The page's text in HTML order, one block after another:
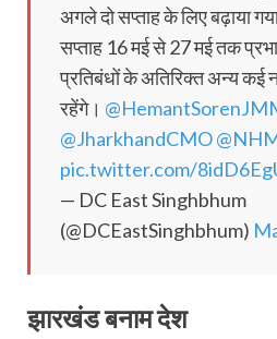
अगले दो सप्ताह के लिए बढ़ाया
सप्ताह 16 मई से 27 मई तक
प्रतिबंधों के अतिरिक्त अन्य कई
रहेंगे।
@JharkhandCMO
pic.twitter.com/
— DC East Singhbhum
(@DCEastSinghbhum)
झारखंड बनाम देश